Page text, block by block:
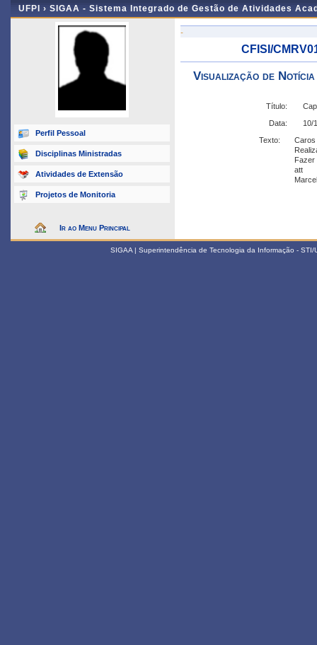
UFPI › SIGAA - Sistema Integrado de Gestão de Atividades
Perfil Pessoal
Disciplinas Ministradas
Atividades de Extensão
Projetos de Monitoria
Ir ao Menu Principal
-
CFISI/
Visualização de Notícia
Título:
Data:
10/
Texto:
Caros
Fazer
att
SIGAA | Superintendência de Tecnologia da Informação -